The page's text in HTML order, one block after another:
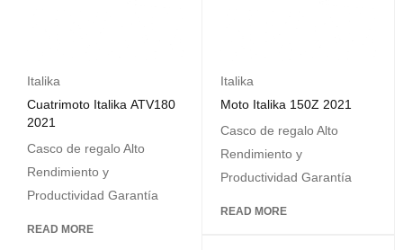
Italika
Cuatrimoto Italika ATV180
2021
Casco de regalo Alto
Rendimiento y
Productividad Garantía
READ MORE
Italika
Moto Italika 150Z 2021
Casco de regalo Alto
Rendimiento y
Productividad Garantía
READ MORE